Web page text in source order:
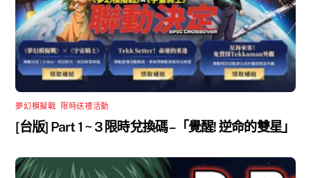
夢幻模擬戰 限時送禮活動
[台版] Part 1 ~ 3 限時兌換碼 –「覺醒! 逆命的雙星」